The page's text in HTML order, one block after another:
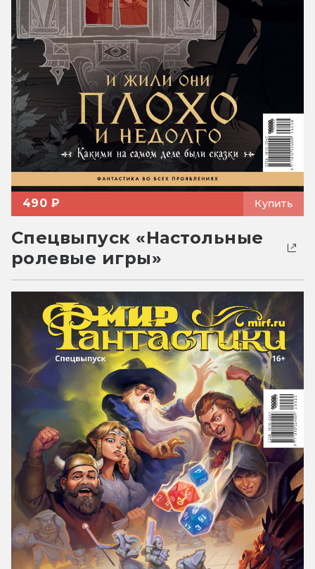
490 ₽ Купить
Спецвыпуск «Настольные
ролевые игры»